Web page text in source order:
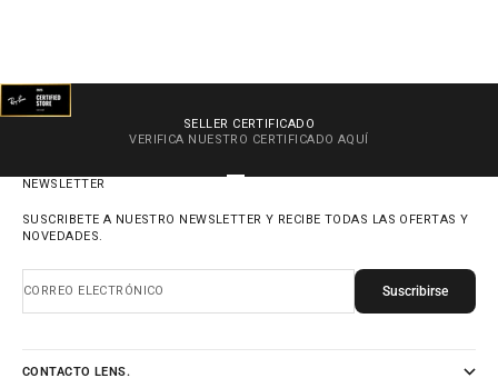
SELLER CERTIFICADO
VERIFICA NUESTRO CERTIFICADO AQUÍ
NEWSLETTER
SUSCRIBETE A NUESTRO NEWSLETTER Y RECIBE TODAS LAS OFERTAS Y
NOVEDADES.
CORREO ELECTRÓNICO Suscribirse
CONTACTO LENS.